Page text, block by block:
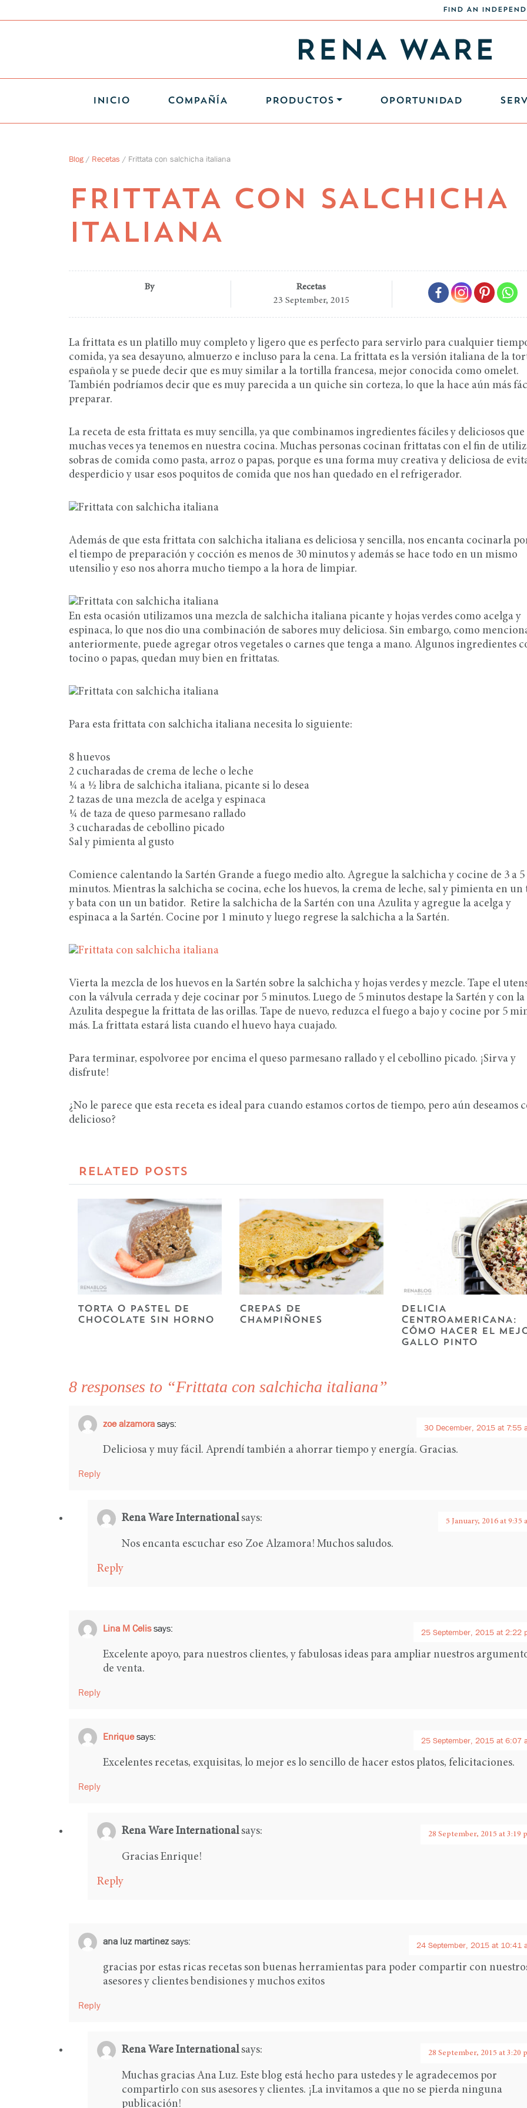
FIND AN
INICIO COMPAÑÍA PRODUCTOS OPORTUNIDAD
Blog / Recetas / Frittata con salchicha italiana
FRITTATA CON SALCHICHA
ITALIANA
By
Recetas
23 September, 2015
La frittata es un platillo muy completo y ligero que es perfecto para servirlo para cualquier
comida, ya sea desayuno, almuerzo e incluso para la cena. La frittata es la versión italiana de la
española y se puede decir que es muy similar a la tortilla francesa, mejor conocida como omelet.
También podríamos decir que es muy parecida a un quiche sin corteza, lo que la hace aún más
preparar.
La receta de esta frittata es muy sencilla, ya que combinamos ingredientes fáciles y deliciosos que
muchas veces ya tenemos en nuestra cocina. Muchas personas cocinan frittatas con el fin de
sobras de comida como pasta, arroz o papas, porque es una forma muy creativa y deliciosa de
desperdicio y usar esos poquitos de comida que nos han quedado en el refrigerador.
Además de que esta frittata con salchicha italiana es deliciosa y sencilla, nos encanta cocinarla
el tiempo de preparación y cocción es menos de 30 minutos y además se hace todo en un mismo
utensilio y eso nos ahorra mucho tiempo a la hora de limpiar.
En esta ocasión utilizamos una mezcla de salchicha italiana picante y hojas verdes como acelga y
espinaca, lo que nos dio una combinación de sabores muy deliciosa. Sin embargo, como
anteriormente, puede agregar otros vegetales o carnes que tenga a mano. Algunos ingredientes
tocino o papas, quedan muy bien en frittatas.
Para esta frittata con salchicha italiana necesita lo siguiente:
8 huevos
2 cucharadas de crema de leche o leche
¼ a ½ libra de salchicha italiana, picante si lo desea
2 tazas de una mezcla de acelga y espinaca
¼ de taza de queso parmesano rallado
3 cucharadas de cebollino picado
Sal y pimienta al gusto
Comience calentando la Sartén Grande a fuego medio alto. Agregue la salchicha y cocine de 3 a 5
minutos. Mientras la salchicha se cocina, eche los huevos, la crema de leche, sal y pimienta en un
y bata con un un batidor. Retire la salchicha de la Sartén con una Azulita y agregue la acelga y
espinaca a la Sartén. Cocine por 1 minuto y luego regrese la salchicha a la Sartén.
Vierta la mezcla de los huevos en la Sartén sobre la salchicha y hojas verdes y mezcle. Tape el
con la válvula cerrada y deje cocinar por 5 minutos. Luego de 5 minutos destape la Sartén y con la
Azulita despegue la frittata de las orillas. Tape de nuevo, reduzca el fuego a bajo y cocine por 5
más. La frittata estará lista cuando el huevo haya cuajado.
Para terminar, espolvoree por encima el queso parmesano rallado y el cebollino picado. ¡Sirva y
disfrute!
¿No le parece que esta receta es ideal para cuando estamos cortos de tiempo, pero aún deseamos
delicioso?
RELATED POSTS
TORTA O PASTEL DE
CHOCOLATE SIN HORNO
CREPAS DE
CHAMPIÑONES
DELICIA
CENTROAMERICANA:
CÓMO HACER EL
GALLO PINTO
8 responses to “Frittata con salchicha italiana”
zoe alzamora says: 30 December, 2015 at 7:55
Deliciosa y muy fácil. Aprendí también a ahorrar tiempo y energía. Gracias.
Reply
Rena Ware International says: 5 January, 2016 at 9:35
Nos encanta escuchar eso Zoe Alzamora! Muchos saludos.
Reply
Lina M Celissays: 25 September, 2015 at 2:22
Excelente apoyo, para nuestros clientes, y fabulosas ideas para ampliar nuestros
de venta.
Reply
Enriquesays: 25 September, 2015 at 6:07
Excelentes recetas, exquisitas, lo mejor es lo sencillo de hacer estos platos, felicitaciones.
Reply
Rena Ware International says: 28 September, 2015 at 3:19
Gracias Enrique!
Reply
ana luz martinez says: 24 September, 2015 at 10:41
gracias por estas ricas recetas son buenas herramientas para poder compartir con
asesores y clientes bendisiones y muchos exitos
Reply
Rena Ware International says: 28 September, 2015 at 3:20
Muchas gracias Ana Luz. Este blog está hecho para ustedes y le agradecemos por
compartirlo con sus asesores y clientes. ¡La invitamos a que no se pierda ninguna
publicación!